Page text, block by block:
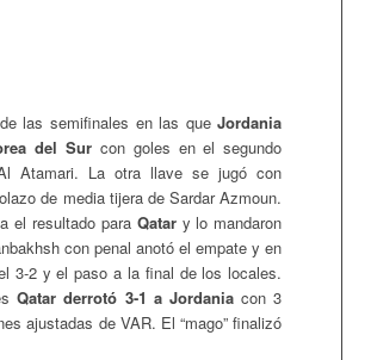
las semifinales en las queJordania
del Surcon goles en el segundo
Atamari. La otra llave se jugó con
de media tijera de Sardar Azmoun.
el resultado paraQatary lo mandaron
con penal anotó el empate y en
3-2 y el paso a la final de los locales.
Qatar derrotó 3-1 a Jordaniacon 3
ajustadas de VAR. El “mago” finalizó